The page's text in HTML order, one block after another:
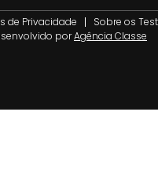
de Privacidade
Sobre os
porAgência Classe